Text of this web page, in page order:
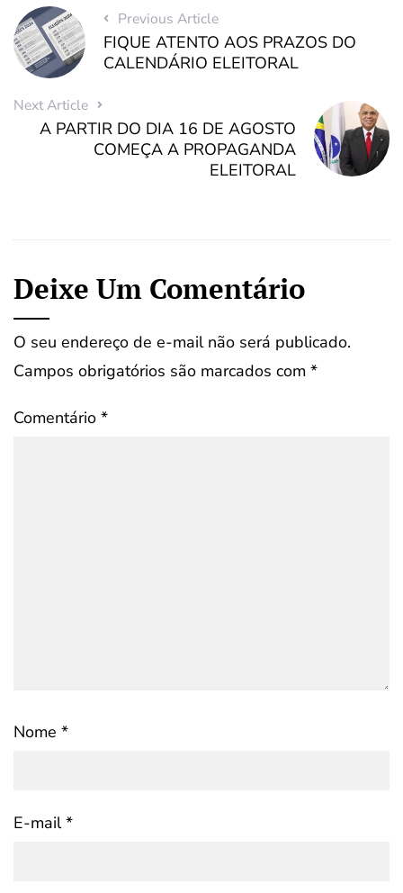
Previous Article
FIQUE ATENTO AOS PRAZOS DO
CALENDÁRIO ELEITORAL
Next Article
A PARTIR DO DIA 16 DE AGOSTO
COMEÇA A PROPAGANDA
ELEITORAL
Deixe Um Comentário
O seu endereço de e-mail não será publicado.
Campos obrigatórios são marcados com *
Comentário *
Nome *
E-mail*